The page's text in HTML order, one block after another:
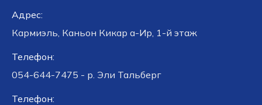
Адрес:
Кармиэль, Каньон Кикар а-Ир, 1-й этаж
Телефон:
054-644-7475 - р. Эли Тальберг
Телефон: